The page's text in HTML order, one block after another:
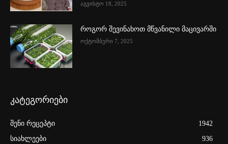
აგვისტო 18, 2025
როგორ შევინახოთ მწვანილი მაცივარში
ოქტომბერი 7, 2025
კატეგორიები
შენი რეცეპტი
1942
სიახლეები
936